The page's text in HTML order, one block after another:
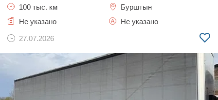
100 тыс. км
Бурштын
Не указано
Не указано
27.07.2026